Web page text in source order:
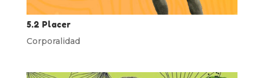
5.2 Placer
Corporalidad